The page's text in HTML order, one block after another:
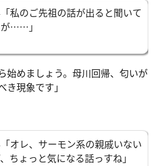
「私のご先祖の話が出ると聞いて
……」
始めましょう。母川回帰、匂いが
現象です」
「オレ、サーモン系の親戚いない
ちょっと気になる話っすね」